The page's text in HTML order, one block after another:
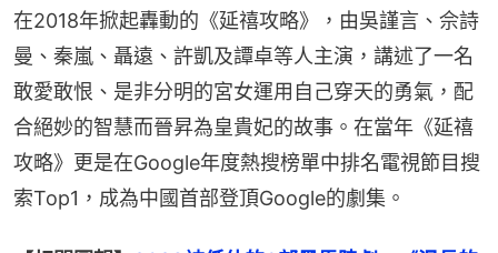
在2018年掀起轟動的《延禧攻略》﻿，由吳謹言、佘詩
曼、秦嵐、聶遠、許凱及譚卓等人主演，講述了一名
敢愛敢恨、是非分明的宮女運用自己穿天的勇氣，配
合絕妙的智慧而晉昇為皇貴妃的故事。在當年《延禧
攻略》﻿更是在Google年度熱搜榜單中排名電視節目搜
索Top1，成為中國首部登頂Google的劇集。